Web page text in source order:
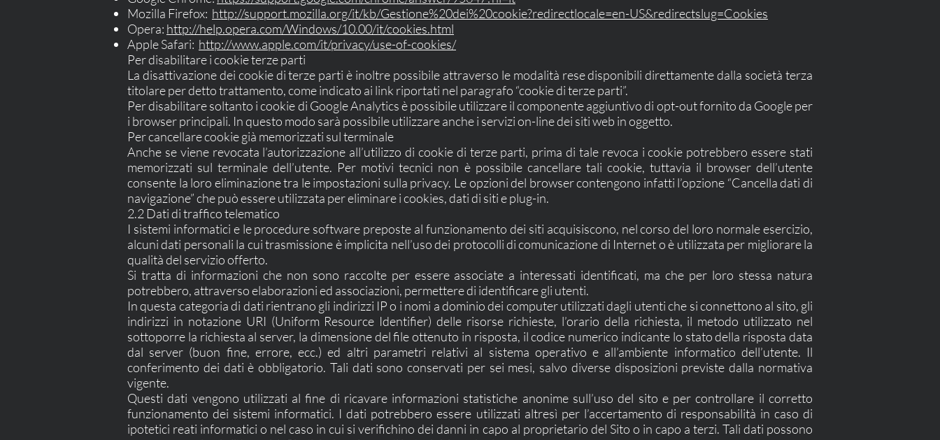
Mozilla Firefox: http://support.mozilla.org/it/kb/Gestione%20dei%20cookie?redirectlocale=en-US&redirectslug=Cookies
Opera: http://help.opera.com/Windows/10.00/it/cookies.html
Apple Safari: http://www.apple.com/it/privacy/use-of-cookies/
Per disabilitare i cookie terze parti
La disattivazione dei cookie di terze parti è inoltre possibile attraverso le modalità rese disponibili direttamente dalla società terza
titolare per detto trattamento, come indicato ai link riportati nel paragrafo “cookie di terze parti”.
Per disabilitare soltanto i cookie di Google Analytics è possibile utilizzare il componente aggiuntivo di opt-out fornito da Google per
i browser principali. In questo modo sarà possibile utilizzare anche i servizi on-line dei siti web in oggetto.
Per cancellare cookie già memorizzati sul terminale
Anche se viene revocata l’autorizzazione all’utilizzo di cookie di terze parti, prima di tale revoca i cookie potrebbero essere stati
memorizzati sul terminale dell’utente. Per motivi tecnici non è possibile cancellare tali cookie, tuttavia il browser dell’utente
consente la loro eliminazione tra le impostazioni sulla privacy. Le opzioni del browser contengono infatti l’opzione “Cancella dati di
navigazione” che può essere utilizzata per eliminare i cookies, dati di siti e plug-in.
2.2 Dati di traffico telematico
I sistemi informatici e le procedure software preposte al funzionamento dei siti acquisiscono, nel corso del loro normale esercizio,
alcuni dati personali la cui trasmissione è implicita nell’uso dei protocolli di comunicazione di Internet o è utilizzata per migliorare la
qualità del servizio offerto.
Si tratta di informazioni che non sono raccolte per essere associate a interessati identificati, ma che per loro stessa natura
potrebbero, attraverso elaborazioni ed associazioni, permettere di identificare gli utenti.
In questa categoria di dati rientrano gli indirizzi IP o i nomi a dominio dei computer utilizzati dagli utenti che si connettono al sito, gli
indirizzi in notazione URI (Uniform Resource Identifier) delle risorse richieste, l’orario della richiesta, il metodo utilizzato nel
sottoporre la richiesta al server, la dimensione del file ottenuto in risposta, il codice numerico indicante lo stato della risposta data
dal server (buon fine, errore, ecc.) ed altri parametri relativi al sistema operativo e all’ambiente informatico dell’utente. Il
conferimento dei dati è obbligatorio. Tali dati sono conservati per sei mesi, salvo diverse disposizioni previste dalla normativa
vigente.
Questi dati vengono utilizzati al fine di ricavare informazioni statistiche anonime sull’uso del sito e per controllare il corretto
funzionamento dei sistemi informatici. I dati potrebbero essere utilizzati altresì per l’accertamento di responsabilità in caso di
ipotetici reati informatici o nel caso in cui si verifichino dei danni in capo al proprietario del Sito o in capo a terzi. Tali dati possono